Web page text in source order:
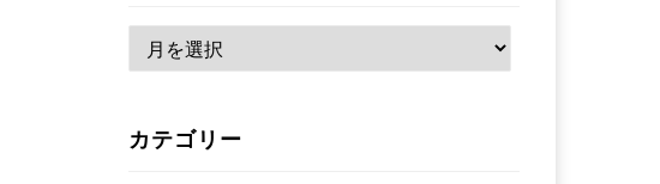
ー
イ
カテゴリー